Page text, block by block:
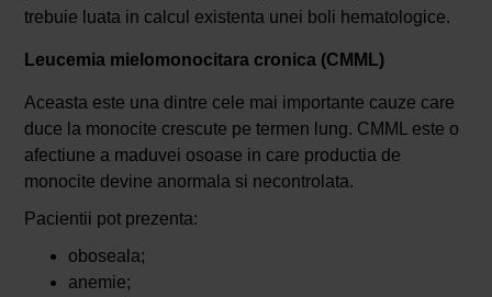
trebuie luata in calcul existenta unei boli hematologice.
Leucemia mielomonocitara cronica (CMML)
Aceasta este una dintre cele mai importante cauze care
duce la monocite crescute pe termen lung. CMML este o
afectiune a maduvei osoase in care productia de
monocite devine anormala si necontrolata.
Pacientii pot prezenta:
oboseala;
anemie;